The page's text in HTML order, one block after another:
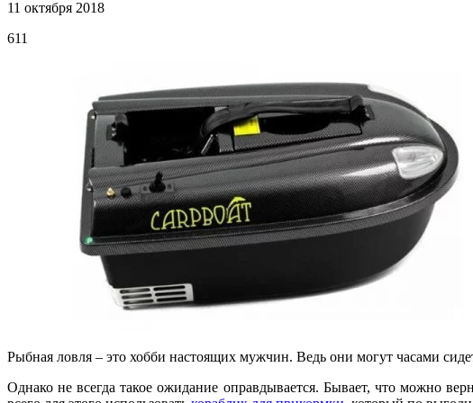
11 октября 2018
611
Рыбная ловля – это хобби настоящих мужчин. Ведь они могут часами
Однако не всегда такое ожидание оправдывается. Бывает, что можно